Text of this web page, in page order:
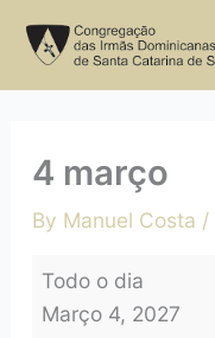
4 março
By Manuel Costa /
março
Todo o dia
Março 4, 2027